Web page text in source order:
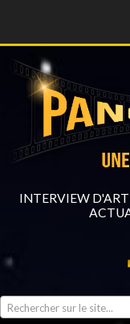
INTERVIEW
Rechercher sur le site...